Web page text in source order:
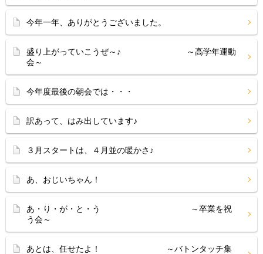
今年一年、ありがとうございました。
盛り上がっていこうぜ～♪ ～高学年運動
会～
今年度最後の朝会では・・・
訳あって、はみ出しています♪
３月スタートは、４月並の暖かさ♪
あ、おじいちゃん！
あ・り・が・と・う ～卒業を祝
う会～
あとは、任せたよ！ ～バトンタッチ集